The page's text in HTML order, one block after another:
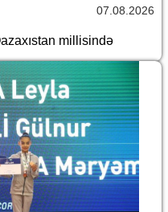
07.08.2026
millisində